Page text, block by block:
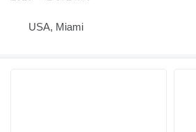
USA, Miami